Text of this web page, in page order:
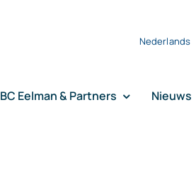
Nederlands
Eelman & Partners Nieuws